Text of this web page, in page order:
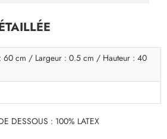
60 cm / Largeur : 0.5 cm / Hauteur : 40
DESSOUS : 100% LATEX